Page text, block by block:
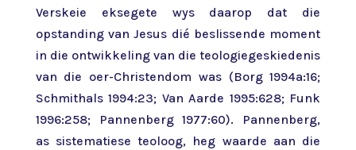
Verskeie eksegete wys daarop dat die
opstanding van Jesus dié beslissende moment
in die ontwikkeling van die teologiegeskiedenis
van die oer-Christendom was (Borg 1994a:16;
Schmithals 1994:23; Van Aarde 1995:628; Funk
1996:258; Pannenberg 1977:60). Pannenberg,
as sistematiese teoloog, heg waarde aan die